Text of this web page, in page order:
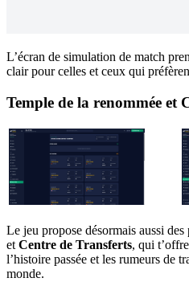
L’écran de simulation de match
clair pour celles et ceux qui
Temple de la renommée et
Le jeu propose désormais aussi des
et Centre de Transferts, qui
l’histoire passée et les rumeurs de
monde.